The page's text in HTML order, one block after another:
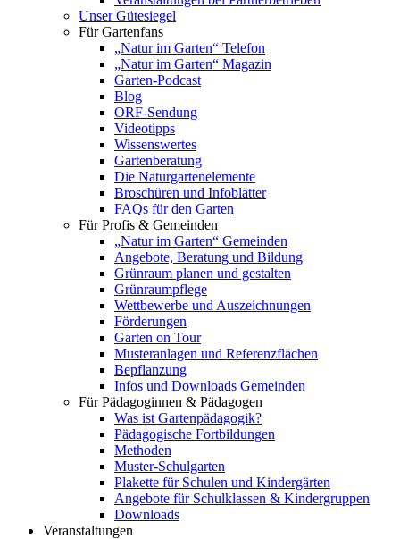
Unser Gütesiegel
Für Gartenfans
„Natur im Garten“ Telefon
„Natur im Garten“ Magazin
Garten-Podcast
Blog
ORF-Sendung
Videotipps
Wissenswertes
Gartenberatung
Die Naturgartenelemente
Broschüren und Infoblätter
FAQs für den Garten
Für Profis & Gemeinden
„Natur im Garten“ Gemeinden
Angebote, Beratung und Bildung
Grünraum planen und gestalten
Grünraumpflege
Wettbewerbe und Auszeichnungen
Förderungen
Garten on Tour
Musteranlagen und Referenzflächen
Bepflanzung
Infos und Downloads Gemeinden
Für Pädagoginnen & Pädagogen
Was ist Gartenpädagogik?
Pädagogische Fortbildungen
Methoden
Muster-Schulgarten
Plakette für Schulen und Kindergärten
Angebote für Schulklassen & Kindergruppen
Downloads
Veranstaltungen